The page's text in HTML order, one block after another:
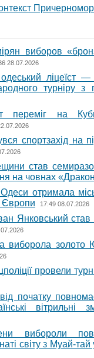
виборов
28.07.2026
ліцеїст —
турніру з
переміг на
спортзахід на
став
на човнах
отримала
Європи
17:49 08.07.2026
Янковський став
виборола золото
провели
початку
вітрильні
вибороли
світу з Муай-тай